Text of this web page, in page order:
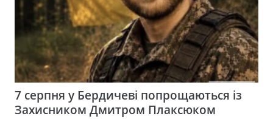
7 серпня у Бердичеві попрощаються із
Захисником Дмитром Плаксюком